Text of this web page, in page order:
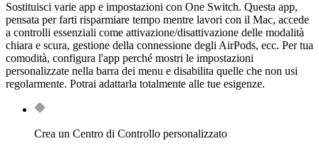
Sostituisci varie app e impostazioni con One Switch. Questa app,
pensata per farti risparmiare tempo mentre lavori con il Mac, accede
a controlli essenziali come attivazione/disattivazione delle modalità
chiara e scura, gestione della connessione degli AirPods, ecc. Per tua
comodità, configura l'app perché mostri le impostazioni
personalizzate nella barra dei menu e disabilita quelle che non usi
regolarmente. Potrai adattarla totalmente alle tue esigenze.
Crea un Centro di Controllo personalizzato